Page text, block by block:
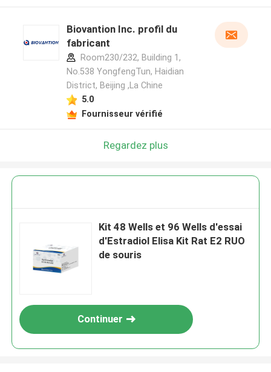
Biovantion Inc. profil du
fabricant
Room230/232, Building 1,
No.538 YongfengTun, Haidian
District, Beijing ,La Chine
5.0
Fournisseur vérifié
Regardez plus
Kit 48 Wells et 96 Wells d'essai
d'Estradiol Elisa Kit Rat E2 RUO
de souris
Continuer